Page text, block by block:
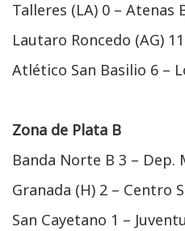
Talleres (LA) 0 – Atenas
Lautaro Roncedo (AG)
Atlético San Basilio 6 –
Zona de Plata B
Banda Norte B 3 – Dep.
Granada (H) 2 – Centro
San Cayetano 1 –